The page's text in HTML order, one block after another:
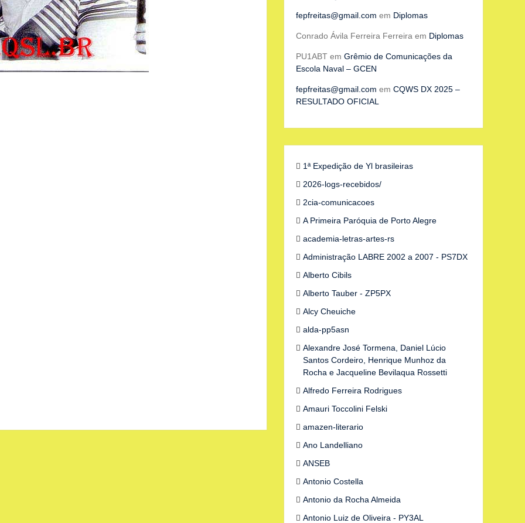
fepfreitas@gmail.com em Diplomas
Conrado Ávila Ferreira Ferreira em Diplomas
PU1ABT em Grêmio de Comunicações da
Escola Naval – GCEN
fepfreitas@gmail.com em CQWS DX 2025 –
RESULTADO OFICIAL
1ª Expedição de Yl brasileiras
2026-logs-recebidos/
2cia-comunicacoes
A Primeira Paróquia de Porto Alegre
academia-letras-artes-rs
Administração LABRE 2002 a 2007 - PS7DX
Alberto Cibils
Alberto Tauber - ZP5PX
Alcy Cheuiche
alda-pp5asn
Alexandre José Tormena, Daniel Lúcio
Santos Cordeiro, Henrique Munhoz da
Rocha e Jacqueline Bevilaqua Rossetti
Alfredo Ferreira Rodrigues
Amauri Toccolini Felski
amazen-literario
Ano Landelliano
ANSEB
Antonio Costella
Antonio da Rocha Almeida
Antonio Luiz de Oliveira - PY3AL